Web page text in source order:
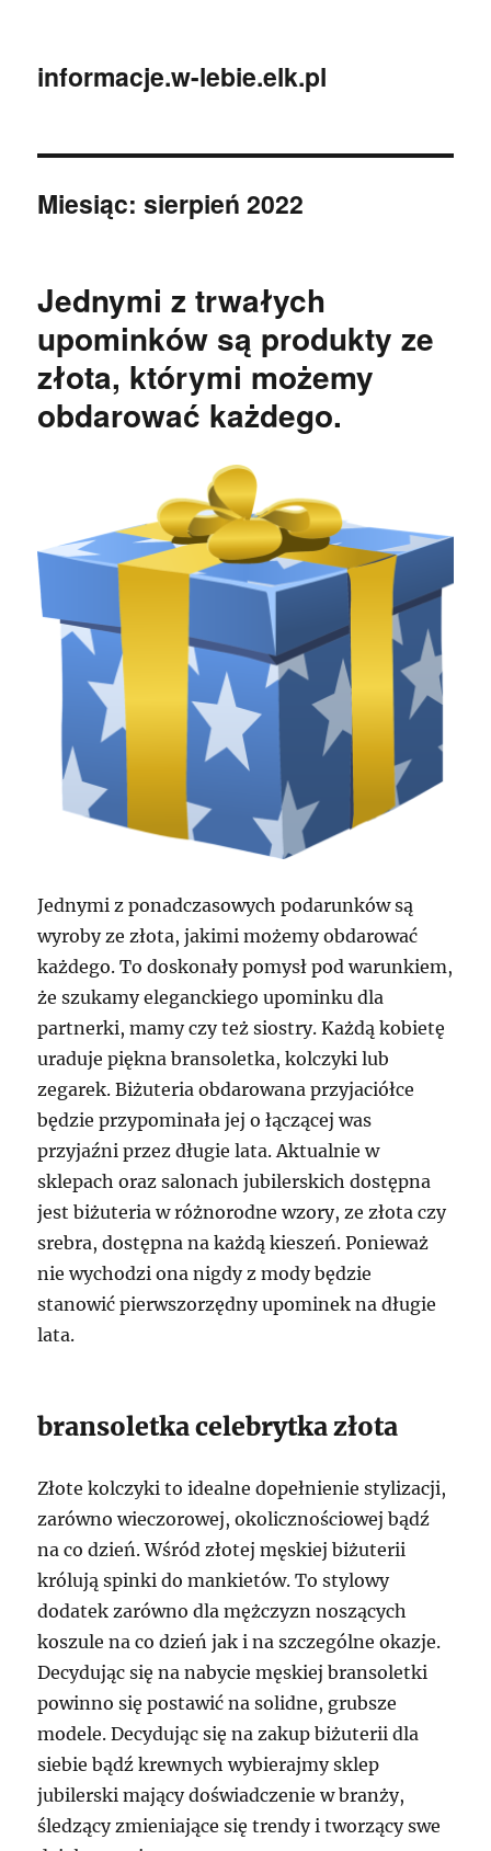
informacje.w-lebie.elk.pl
Miesiąc:sierpień 2022
Jednymi z trwałych
upominków są produkty ze
złota, którymi możemy
obdarować każdego.
Jednymi z ponadczasowych podarunków są
wyroby ze złota, jakimi możemy obdarować
każdego. To doskonały pomysł pod warunkiem,
że szukamy eleganckiego upominku dla
partnerki, mamy czy też siostry. Każdą kobietę
uraduje piękna bransoletka, kolczyki lub
zegarek. Biżuteria obdarowana przyjaciółce
będzie przypominała jej o łączącej was
przyjaźni przez długie lata. Aktualnie w
sklepach oraz salonach jubilerskich dostępna
jest biżuteria w różnorodne wzory, ze złota czy
srebra, dostępna na każdą kieszeń. Ponieważ
nie wychodzi ona nigdy z mody będzie
stanowić pierwszorzędny upominek na długie
lata.
bransoletka celebrytka złota
Złote kolczyki to idealne dopełnienie stylizacji,
zarówno wieczorowej, okolicznościowej bądź
na co dzień. Wśród złotej męskiej biżuterii
królują spinki do mankietów. To stylowy
dodatek zarówno dla mężczyzn noszących
koszule na co dzień jak i na szczególne okazje.
Decydując się na nabycie męskiej bransoletki
powinno się postawić na solidne, grubsze
modele. Decydując się na zakup biżuterii dla
siebie bądź krewnych wybierajmy sklep
jubilerski mający doświadczenie w branży,
śledzący zmieniające się trendy i tworzący swe